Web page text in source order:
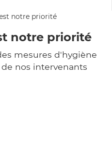
notre priorité
mesures d'hygiène
nos intervenants